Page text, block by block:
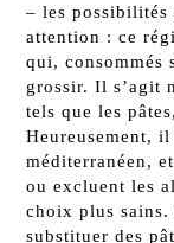
– les possibilités
attention : ce
qui, consommés
grossir. Il s’agit
tels que les
Heureusement,
méditerranéen,
ou excluent les
choix plus sains.
substituer des